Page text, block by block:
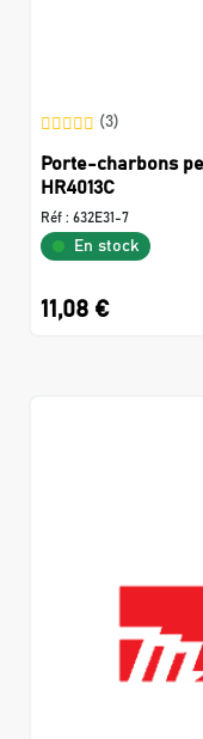
(3)
Porte-charbons
HR4013C
Réf : 632E31-7
En stock
11,08 €